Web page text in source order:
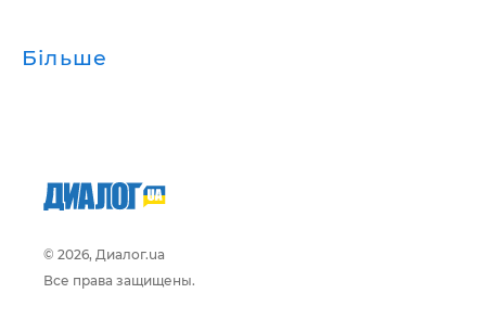
Більше
© 2026, Диалог.ua
Все права защищены.